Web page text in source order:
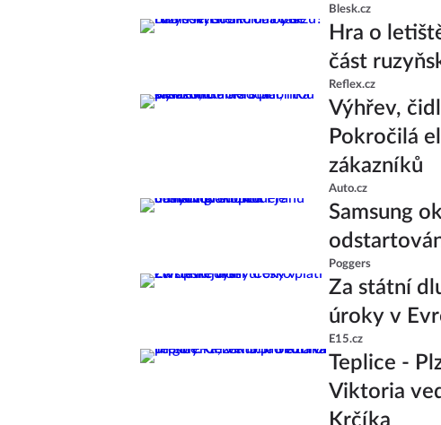
Blesk.cz
Hra o
část
Reflex.cz
Výhřev,
Pokročilá
zákazníků
Auto.cz
Samsung
Poggers
Za státní
úroky v
E15.cz
Teplice -
Viktoria
Krčíka